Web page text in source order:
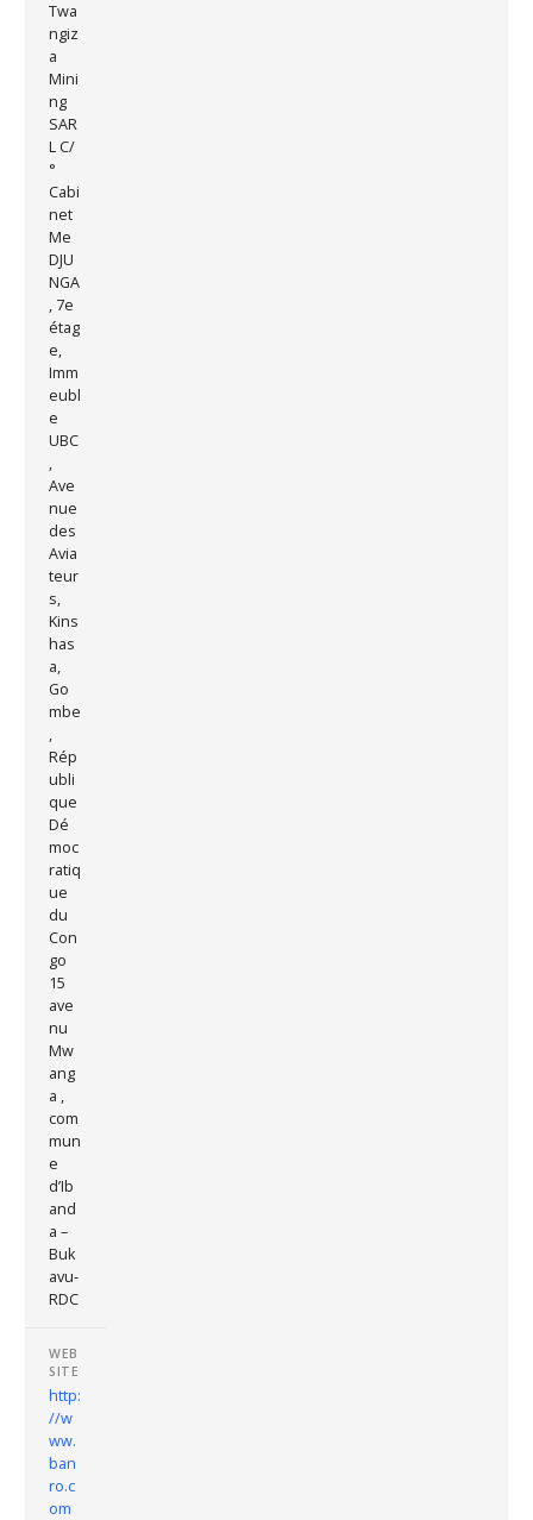
Twa
ngiz
a
Mini
ng
SAR
L C/
°
Cabi
net
Me
DJU
NGA
, 7e
étag
e,
Imm
eubl
e
UBC
,
Ave
nue
des
Avia
teur
s,
Kins
has
a,
Go
mbe
,
Rép
ubli
que
Dé
moc
ratiq
ue
du
Con
go
15
ave
nu
Mw
ang
a ,
com
mun
e
d’Ib
and
a –
Buk
avu-
RDC
WEB
SITE
http:
//w
ww.
ban
ro.c
om